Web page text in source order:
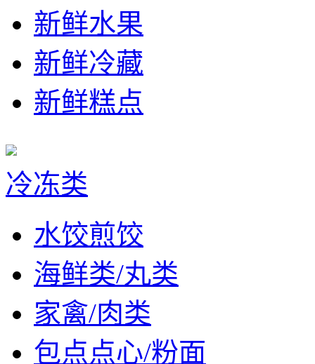
新鲜水果
新鲜冷藏
新鲜糕点
冷冻类
水饺煎饺
海鲜类/丸类
家禽/肉类
包点点心/粉面